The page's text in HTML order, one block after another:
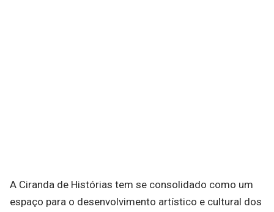
A Ciranda de Histórias tem se consolidado como um
espaço para o desenvolvimento artístico e cultural dos